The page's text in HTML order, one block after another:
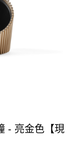
- 亮金色【現